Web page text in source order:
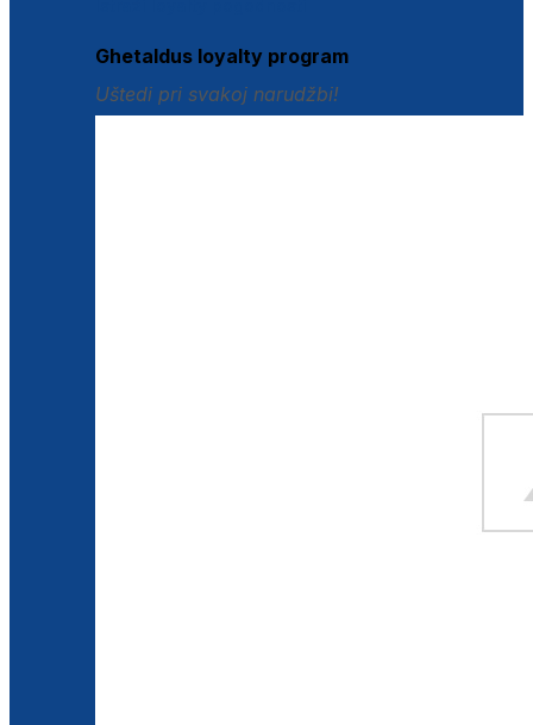
Ghetaldus loyalty program
Uštedi pri svakoj narudžbi!